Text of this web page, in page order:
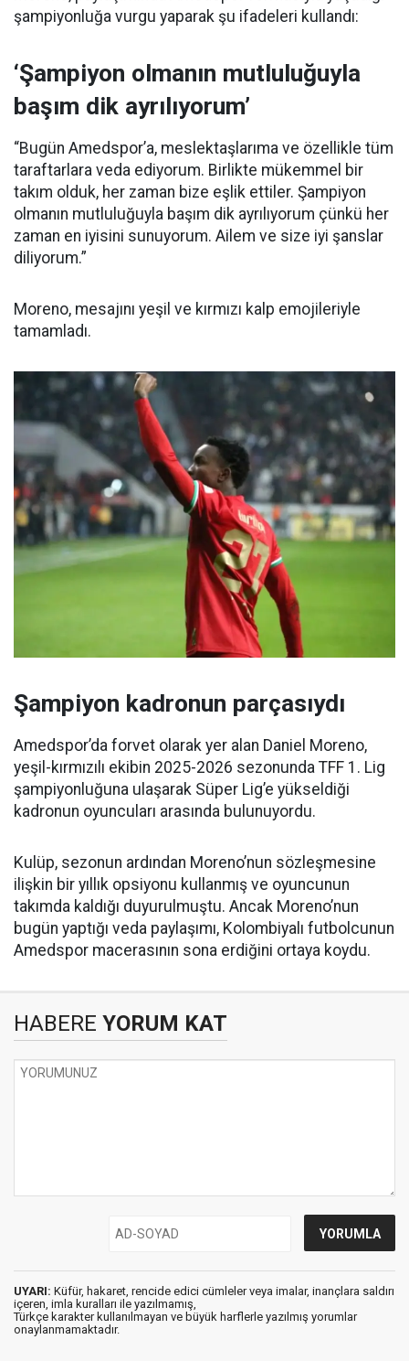
şampiyonluğa vurgu yaparak şu ifadeleri kullandı:
‘Şampiyon olmanın mutluluğuyla
başım dik ayrılıyorum’
“Bugün Amedspor’a, meslektaşlarıma ve özellikle tüm
taraftarlara veda ediyorum. Birlikte mükemmel bir
takım olduk, her zaman bize eşlik ettiler. Şampiyon
olmanın mutluluğuyla başım dik ayrılıyorum çünkü her
zaman en iyisini sunuyorum. Ailem ve size iyi şanslar
diliyorum.”
Moreno, mesajını yeşil ve kırmızı kalp emojileriyle
tamamladı.
Şampiyon kadronun parçasıydı
Amedspor’da forvet olarak yer alan Daniel Moreno,
yeşil-kırmızılı ekibin 2025-2026 sezonunda TFF 1. Lig
şampiyonluğuna ulaşarak Süper Lig’e yükseldiği
kadronun oyuncuları arasında bulunuyordu.
Kulüp, sezonun ardından Moreno’nun sözleşmesine
ilişkin bir yıllık opsiyonu kullanmış ve oyuncunun
takımda kaldığı duyurulmuştu. Ancak Moreno’nun
bugün yaptığı veda paylaşımı, Kolombiyalı futbolcunun
Amedspor macerasının sona erdiğini ortaya koydu.
HABERE YORUM KAT
UYARI: Küfür, hakaret, rencide edici cümleler veya imalar, inançlara saldırı
içeren, imla kuralları ile yazılmamış,
Türkçe karakter kullanılmayan ve büyük harflerle yazılmış yorumlar
onaylanmamaktadır.